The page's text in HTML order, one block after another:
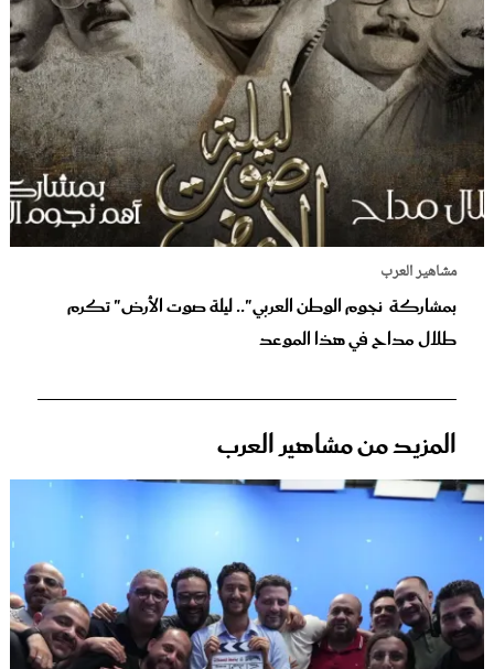
مشاهير العرب
بمشاركة نجوم الوطن العربي".. ليلة صوت الأرض" تكرم
طلال مداح في هذا الموعد
المزيد من مشاهير العرب